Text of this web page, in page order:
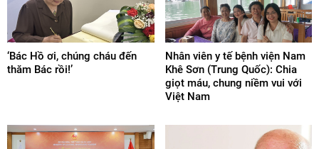
‘Bác Hồ ơi, chúng cháu đến
thăm Bác rồi!’
Nhân viên y tế bệnh viện Nam
Khê Sơn (Trung Quốc): Chia
giọt máu, chung niềm vui với
Việt Nam